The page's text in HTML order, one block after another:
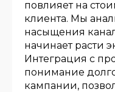
повлияет на
клиента. Мы
насыщения
начинает расти
Интеграция с
понимание
кампании,